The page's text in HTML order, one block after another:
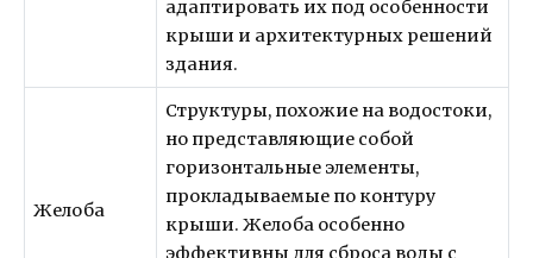
адаптировать их под особенности
крыши и архитектурных решений
здания.
Желоба
Структуры, похожие на водостоки,
но представляющие собой
горизонтальные элементы,
прокладываемые по контуру
крыши. Желоба особенно
эффективны для сброса воды с